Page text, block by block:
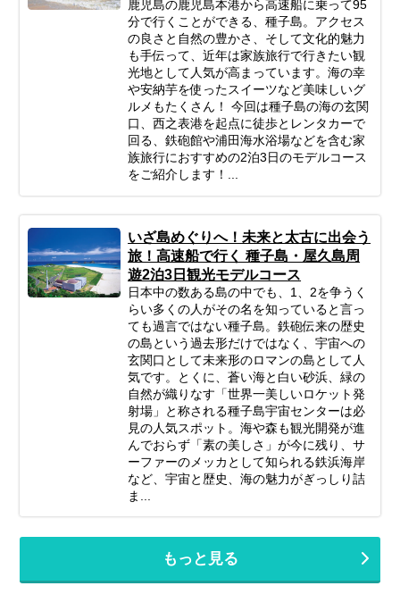
鹿児島の鹿児島本港から高速船に乗って95
分で行くことができる、種子島。アクセス
の良さと自然の豊かさ、そして文化的魅力
も手伝って、近年は家族旅行で行きたい観
光地として人気が高まっています。海の幸
や安納芋を使ったスイーツなど美味しいグ
ルメもたくさん！ 今回は種子島の海の玄関
口、西之表港を起点に徒歩とレンタカーで
回る、鉄砲館や浦田海水浴場などを含む家
族旅行におすすめの2泊3日のモデルコース
をご紹介します！...
いざ島めぐりへ！未来と太古に出会う
旅！高速船で行く 種子島・屋久島周
遊2泊3日観光モデルコース
日本中の数ある島の中でも、1、2を争うく
らい多くの人がその名を知っていると言っ
ても過言ではない種子島。鉄砲伝来の歴史
の島という過去形だけではなく、宇宙への
玄関口として未来形のロマンの島として人
気です。とくに、蒼い海と白い砂浜、緑の
自然が織りなす「世界一美しいロケット発
射場」と称される種子島宇宙センターは必
見の人気スポット。海や森も観光開発が進
んでおらず「素の美しさ」が今に残り、サ
ーファーのメッカとして知られる鉄浜海岸
など、宇宙と歴史、海の魅力がぎっしり詰
ま...
もっと見る